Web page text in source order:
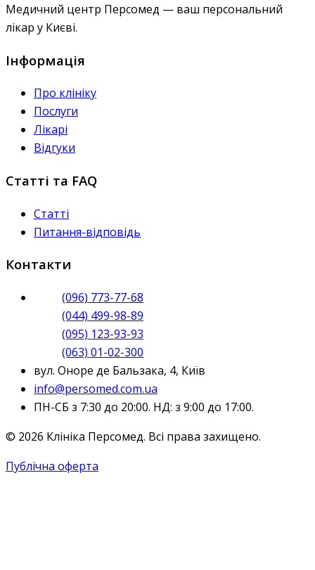
Медичний центр Персомед — ваш персональний
лікар у Києві.
Інформація
Про клініку
Послуги
Лікарі
Відгуки
Статті та FAQ
Статті
Питання-відповідь
Контакти
(096) 773-77-68
(044) 499-98-89
(095) 123-93-93
(063) 01-02-300
вул. Оноре де Бальзака, 4, Київ
info@persomed.com.ua
ПН-СБ з 7:30 до 20:00. НД: з 9:00 до 17:00.
© 2026 Клініка Персомед. Всі права захищено.
Публічна оферта